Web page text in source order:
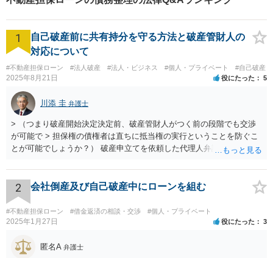
1
自己破産前に共有持分を守る方法と破産管財人の
対応について
#不動産担保ローン #法人破産 #法人・ビジネス #個人・プライベート #自己破産
2025年8月21日 役にたった 5
川添 圭 弁護士
> （つまり破産開始決定決定前、破産管財人がつく前の段階でも交渉
が可能で > 担保権の債権者は直ちに抵当権の実行ということを防ぐこ
とが可能でしょうか？） 破産申立てを依頼した代理人弁護士が売買に
が可能な場合もありますが、オーバーローン事案では売却代金が手元
に残らないことになるため、弁護士としても慎重な判断が求められま
す。 > 例えば弁護士費用を分割で積立するなど半年、１年かかる場合
でも かなり率直な（身も蓋もない）意見を述べると、担保に供されて
いる共有持分を親族が取得することで不動産を守りたいのであれば、
した方がよいと思います（弁護士費用の援助も馬鹿にならない金額で
2 会社倒産及び自己破産中にローンを組む
#不動産担保ローン #借金返済の相談・交渉 #個人・プライベート
2025年1月27日 役にたった 3
匿名A 弁護士